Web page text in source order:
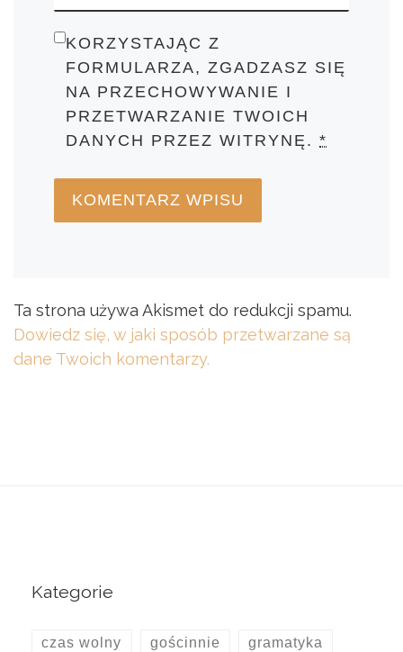
KORZYSTAJĄC Z
FORMULARZA, ZGADZASZ SIĘ
NA PRZECHOWYWANIE I
PRZETWARZANIE TWOICH
DANYCH PRZEZ WITRYNĘ.*
Ta strona używa Akismet do redukcji spamu.
Dowiedz się, w jaki sposób przetwarzane są
dane Twoich komentarzy.
Kategorie
czas wolny gościnnie gramatyka